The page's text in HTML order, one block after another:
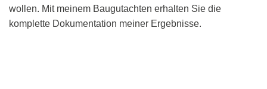
wollen. Mit meinem Baugutachten erhalten Sie die
komplette Dokumentation meiner Ergebnisse.